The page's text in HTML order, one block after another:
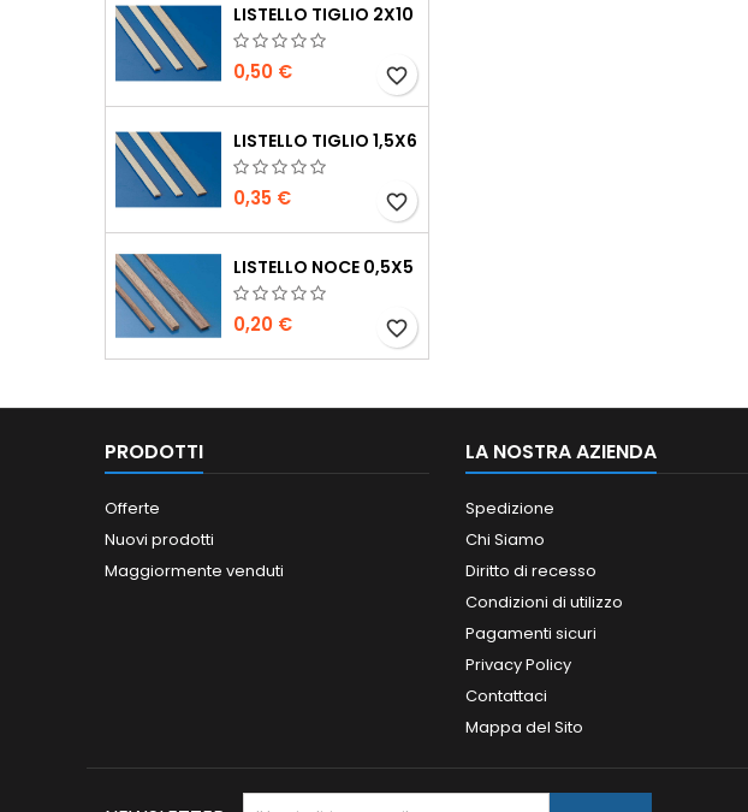
LISTELLO TIGLIO 2X10
0,50 € favorite_border
LISTELLO TIGLIO 1,5X6
0,35 € favorite_border
LISTELLO NOCE 0,5X5
0,20 € favorite_border
PRODOTTI
Offerte
Nuovi prodotti
Maggiormente venduti
LA NOSTRA AZIENDA
Spedizione
Chi Siamo
Diritto di recesso
Condizioni di utilizzo
Pagamenti sicuri
Privacy Policy
Contattaci
Mappa del Sito